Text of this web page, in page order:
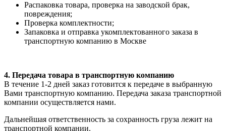
Распаковка товара, проверка на заводской брак,
повреждения;
Проверка комплектности;
Запаковка и отправка укомплектованного заказа в
транспортную компанию в Москве
4. Передача товара в транспортную компанию
В течение 1-2 дней заказ готовится к передаче в выбранную
Вами транспортную компанию. Передача заказа транспортной
компании осуществляется нами.
Дальнейшая ответственность за сохранность груза лежит на
транспортной компании.